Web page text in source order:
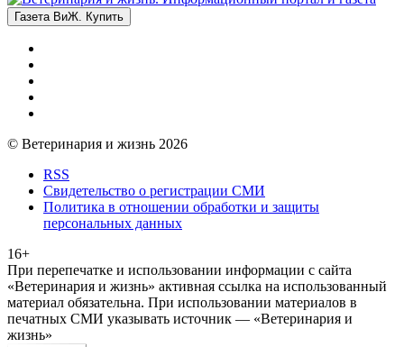
Газета ВиЖ. Купить
© Ветеринария и жизнь 2026
RSS
Свидетельство о регистрации СМИ
Политика в отношении обработки и защиты
персональных данных
16+
При перепечатке и использовании информации с сайта
«Ветеринария и жизнь» активная ссылка на использованный
материал обязательна. При использовании материалов в
печатных СМИ указывать источник — «Ветеринария и
жизнь»